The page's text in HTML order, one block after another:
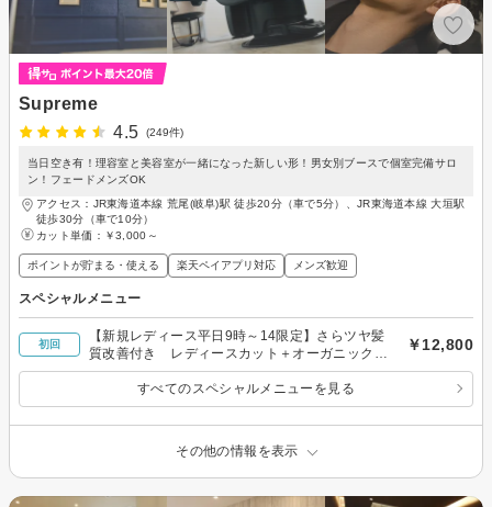
Supreme
4.5
(249件)
当日空き有！理容室と美容室が一緒になった新しい形！男女別ブースで個室完備サロ
ン！フェードメンズOK
アクセス：JR東海道本線 荒尾(岐阜)駅 徒歩20分（車で5分）、JR東海道本線 大垣駅
徒歩30分（車で10分）
カット単価： ￥3,000～
ポイントが貯まる・使える 楽天ペイアプリ対応 メンズ歓迎
スペシャルメニュー
初回
【新規レディース平日9時～14限定】さらツヤ髪
質改善付き レディースカット＋オーガニックカ
ラー
￥12,800
すべてのスペシャルメニューを見る
その他の情報を表示